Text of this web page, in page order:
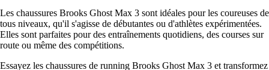
Les chaussures Brooks Ghost Max 3 sont idéales pour les coureuses de
tous niveaux, qu'il s'agisse de débutantes ou d'athlètes expérimentées.
Elles sont parfaites pour des entraînements quotidiens, des courses sur
route ou même des compétitions.
Essayez les chaussures de running Brooks Ghost Max 3 et transformez